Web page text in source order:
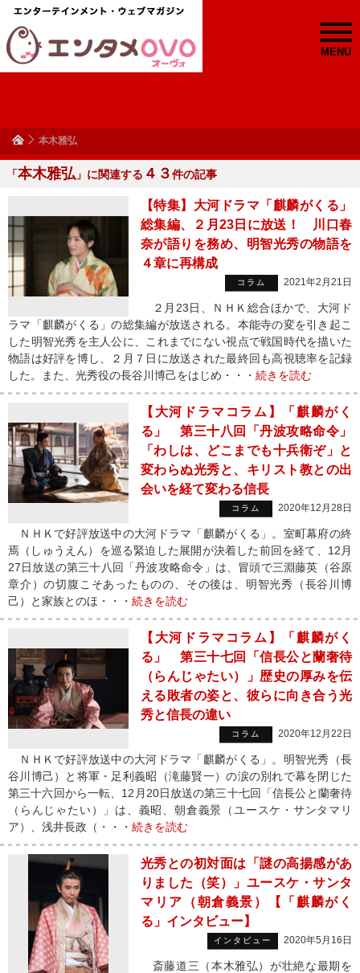
MENU
本木雅弘
「本木雅弘 」に関連する ４３件の記事
【特集】大河ドラマ「麒麟がくる」
総集編、２月23日に放送！ 川口春
奈が語りを務め、明智光秀の物語を
４章に再構成
コラム 2021年2月21日
２月23日、ＮＨＫ総合ほかで、大河ド
ラマ「麒麟がくる」の総集編が放送される。本能寺の変を引き起こ
した明智光秀を主人公に、これまでにない視点で戦国時代を描いた
物語は好評を博し、２月７日に放送された最終回も高視聴率を記録
した。また、光秀役の長谷川博己をはじめ・・・ 続きを読む
【大河ドラマコラム】「麒麟がく
る」 第三十八回「丹波攻略命令」
「わしは、どこまでも十兵衛ぞ」と
変わらぬ光秀と、キリスト教との出
会いを経て変わる信長
コラム 2020年12月28日
ＮＨＫで好評放送中の大河ドラマ「麒麟がくる」。室町幕府の終
焉（しゅうえん）を巡る緊迫した展開が決着した前回を経て、12月
27日放送の第三十八回「丹波攻略命令」は、冒頭で三淵藤英（谷原
章介）の切腹こそあったものの、その後は、明智光秀（長谷川博
己）と家族とのほ・・・ 続きを読む
【大河ドラマコラム】「麒麟がく
る」 第三十七回「信長公と蘭奢待
（らんじゃたい）」歴史の厚みを伝
える敗者の姿と、彼らに向き合う光
秀と信長の違い
コラム 2020年12月22日
ＮＨＫで好評放送中の大河ドラマ「麒麟がくる」。明智光秀（長
谷川博己）と将軍・足利義昭（滝藤賢一）の涙の別れで幕を閉じた
第三十六回から一転、12月20日放送の第三十七回「信長公と蘭奢待
（らんじゃたい）」は、義昭、朝倉義景（ユースケ・サンタマリ
ア）、浅井長政（・・・ 続きを読む
光秀との初対面は「謎の高揚感があ
りました（笑）」ユースケ・サンタ
マリア（朝倉義景）【「麒麟がく
る」インタビュー】
インタビュー 2020年5月16日
斎藤道三（本木雅弘）が壮絶な最期を